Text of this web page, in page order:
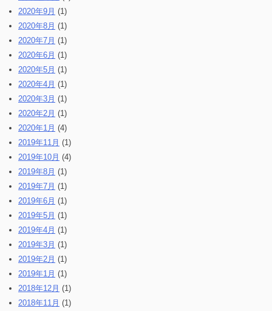
2020年9月 (1)
2020年8月 (1)
2020年7月 (1)
2020年6月 (1)
2020年5月 (1)
2020年4月 (1)
2020年3月 (1)
2020年2月 (1)
2020年1月 (4)
2019年11月 (1)
2019年10月 (4)
2019年8月 (1)
2019年7月 (1)
2019年6月 (1)
2019年5月 (1)
2019年4月 (1)
2019年3月 (1)
2019年2月 (1)
2019年1月 (1)
2018年12月 (1)
2018年11月 (1)